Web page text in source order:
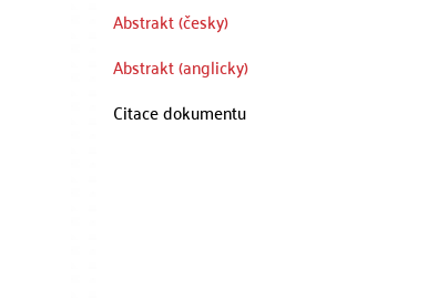
Abstrakt (česky)
Abstrakt (anglicky)
Citace dokumentu